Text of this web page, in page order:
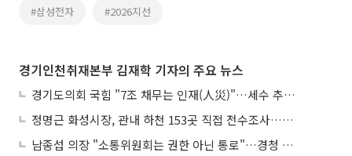
#삼성전자 #2026지선
경기인천취재본부 김재학 기자의 주요 뉴스
경기도의회 국힘 "7조 채무는 인재(人災)"…세수 추계 조작 의혹 제기
정명근 화성시장, 관내 하천 153곳 직접 전수조사…불법시설 정비
남종섭 의장 "소통위원회는 권한 아닌 통로"…경청 의회 만든다